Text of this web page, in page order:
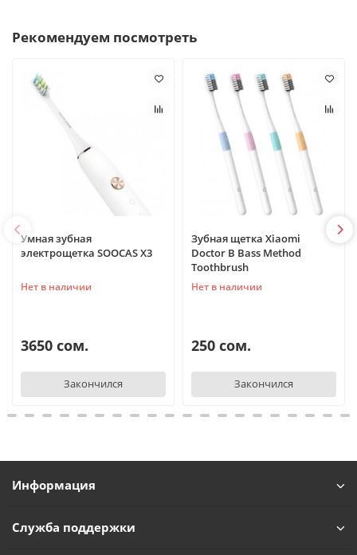
Рекомендуем посмотреть
Умная зубная
электрощетка SOOCAS X3
Нет в наличии
3650 сом.
Закончился
Зубная щетка Xiaomi
Doctor B Bass Method
Toothbrush
Нет в наличии
250 сом.
Закончился
Информация
Служба поддержки